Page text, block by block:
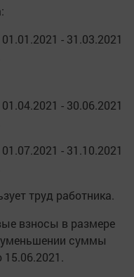
- 31.03.2021
- 30.06.2021
- 31.10.2021
труд работника.
взносы в размере
уменьшении суммы
15.06.2021.